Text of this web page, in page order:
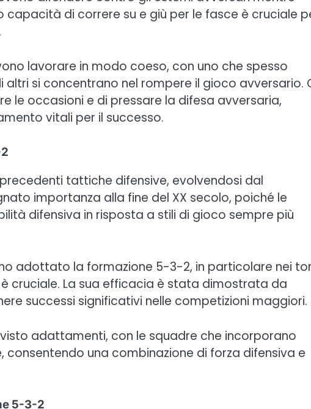
di correre su e giù per le fasce è cruciale
lavorare in modo coeso, con uno che spesso
si concentrano nel rompere il gioco avversario.
le occasioni e di pressare la difesa avversaria,
vitali per il successo.
tattiche difensive, evolvendosi dal
importanza alla fine del XX secolo, poiché le
difensiva in risposta a stili di gioco sempre più
adottato la formazione 5-3-2, in particolare nei
cruciale. La sua efficacia è stata dimostrata da
successi significativi nelle competizioni maggiori.
adattamenti, con le squadre che incorporano
consentendo una combinazione di forza difensiva e
5-3-2